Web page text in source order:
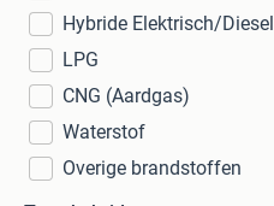
Hybride Elektrisch/Diesel
LPG
CNG (Aardgas)
Waterstof
Overige brandstoffen